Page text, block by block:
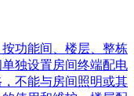
功能间、楼层、整栋
独设置房间终端配电
不能与房间照明或其